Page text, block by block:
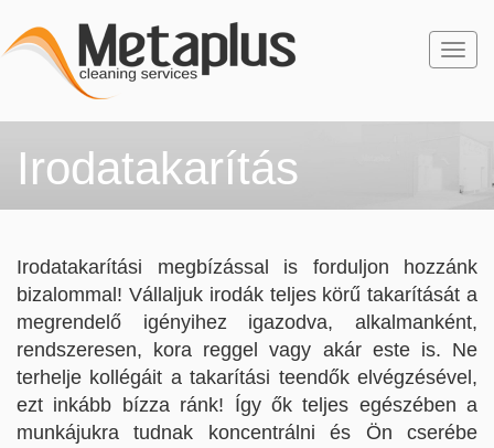
Irodatakarítás
Irodatakarítási megbízással is forduljon hozzánk
bizalommal! Vállaljuk irodák teljes körű takarítását a
megrendelő igényihez igazodva, alkalmanként,
rendszeresen, kora reggel vagy akár este is. Ne
terhelje kollégáit a takarítási teendők elvégzésével,
ezt inkább bízza ránk! Így ők teljes egészében a
munkájukra tudnak koncentrálni és Ön cserébe